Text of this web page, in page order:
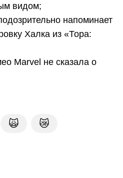
видом;
напоминает
Халка из «Тора:
Marvel не сказала о
🙀 😿